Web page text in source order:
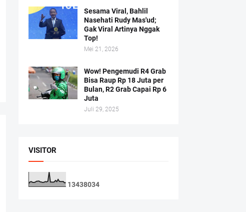
Sesama Viral, Bahlil
Nasehati Rudy Mas'ud;
Gak Viral Artinya Nggak
Top!
Mei 21, 2026
Wow! Pengemudi R4 Grab
Bisa Raup Rp 18 Juta per
Bulan, R2 Grab Capai Rp 6
Juta
Juli 29, 2025
VISITOR
13438034